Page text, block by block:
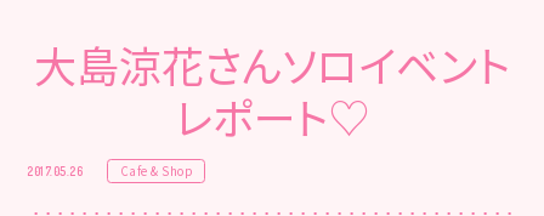
大島涼花さんソロイベント
レポート♡
2017.05.26 Cafe & Shop